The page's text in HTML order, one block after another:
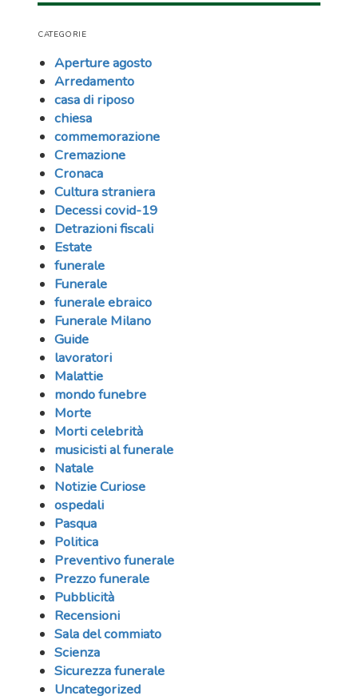
CATEGORIE
Aperture agosto
Arredamento
casa di riposo
chiesa
commemorazione
Cremazione
Cronaca
Cultura straniera
Decessi covid-19
Detrazioni fiscali
Estate
funerale
Funerale
funerale ebraico
Funerale Milano
Guide
lavoratori
Malattie
mondo funebre
Morte
Morti celebrità
musicisti al funerale
Natale
Notizie Curiose
ospedali
Pasqua
Politica
Preventivo funerale
Prezzo funerale
Pubblicità
Recensioni
Sala del commiato
Scienza
Sicurezza funerale
Uncategorized